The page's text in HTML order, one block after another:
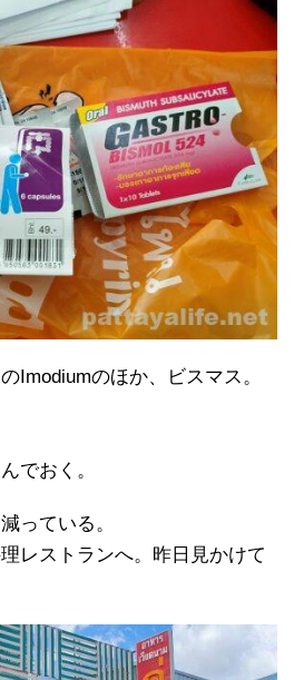
Imodiumのほか、ビスマス。
でおく。
っている。
レストランへ。昨日見かけて